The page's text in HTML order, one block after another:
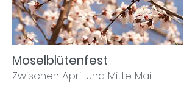
Moselblütenfest
Zwischen April und Mitte Mai